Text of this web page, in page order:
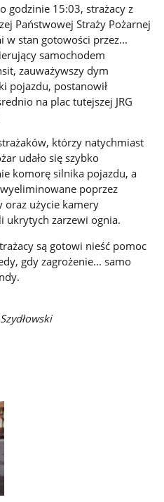
godzinie 15:03, strażacy z
Państwowej Straży Pożarnej
w stan gotowości przez...
samochodem
zauważywszy dym
pojazdu, postanowił
na plac tutejszej JRG
którzy natychmiast
udało się szybko
komorę silnika pojazdu, a
poprzez
oraz użycie kamery
zarzewi ognia.
są gotowi nieść pomoc
gdy zagrożenie... samo